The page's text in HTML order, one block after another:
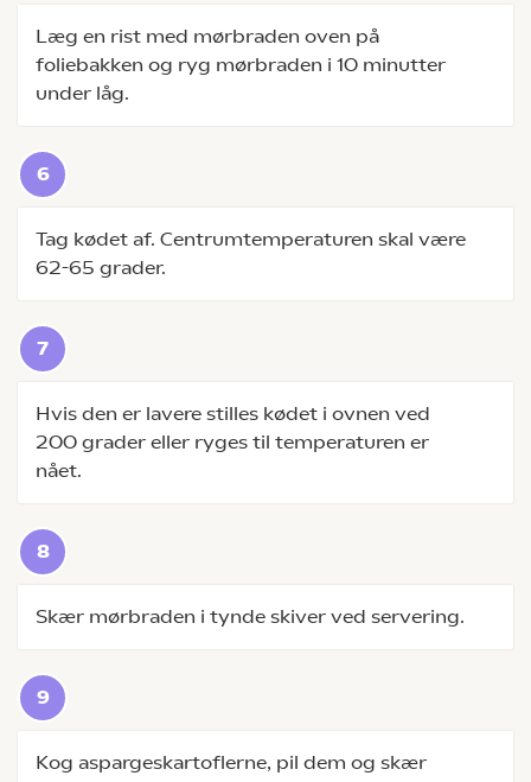
Læg en rist med mørbraden oven på
foliebakken og ryg mørbraden i 10 minutter
under låg.
Tag kødet af. Centrumtemperaturen skal være
62-65 grader.
Hvis den er lavere stilles kødet i ovnen ved
200 grader eller ryges til temperaturen er
nået.
Skær mørbraden i tynde skiver ved servering.
Kog aspargeskartoflerne, pil dem og skær